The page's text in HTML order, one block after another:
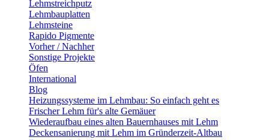
Lehmstreichputz
Lehmbauplatten
Lehmsteine
Rapido Pigmente
Vorher / Nachher
Sonstige Projekte
Öfen
International
Blog
Heizungssysteme im Lehmbau: So einfach geht es
Frischer Lehm für's alte Gemäuer
Wiederaufbau eines alten Bauernhauses mit Lehm
Deckensanierung mit Lehm im Gründerzeit-Altbau